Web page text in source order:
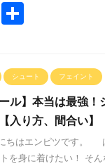
Li
シュート フェイント
ール】本当は最強
入り方、間合い】
ちはエンピツです。
を身に着けたい！ そ